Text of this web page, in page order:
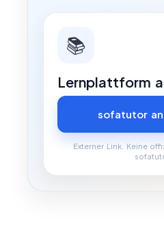
📚
Lernplattform
sofatutor
Externer Link. Keine